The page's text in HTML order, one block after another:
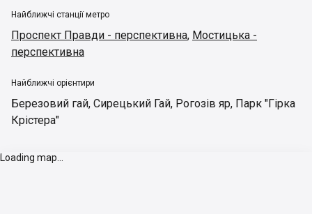
Найближчі станції метро
Проспект Правди - перспективна, Мостицька -
перспективна
Найближчі орієнтири
Березовий гай, Сирецький Гай, Рогозів яр, Парк "Гірка
Крістера"
Loading map...